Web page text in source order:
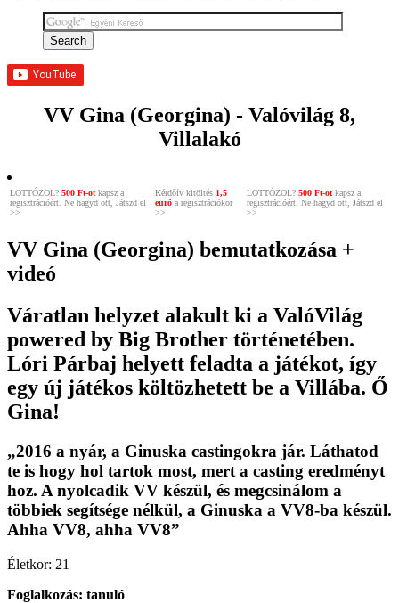
VV Gina (Georgina) - Valóvilág 8,
Villalakó
LOTTÓZOL? 500 Ft-otkapsz a
regisztrációért. Ne hagyd ott, Játszd el
>>
Kérdőív kitöltés 1,5
euró a regisztrációkor
>>
LOTTÓZOL? 500 Ft-otkapsz a
regisztrációért. Ne hagyd ott, Játszd el
>>
VV Gina (Georgina) bemutatkozása +
videó
Váratlan helyzet alakult ki a ValóVilág
powered by Big Brother történetében.
Lóri Párbaj helyett feladta a játékot, így
egy új játékos költözhetett be a Villába. Ő
Gina!
„2016 a nyár, a Ginuska castingokra jár. Láthatod
te is hogy hol tartok most, mert a casting eredményt
hoz. A nyolcadik VV készül, és megcsinálom a
többiek segítsége nélkül, a Ginuska a VV8-ba készül.
Ahha VV8, ahha VV8”
Életkor: 21
Foglalkozás: tanuló